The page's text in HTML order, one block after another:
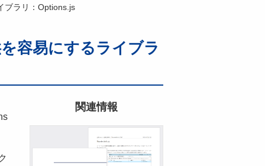
ブラリ：Options.js
容易にするライブラ
関連情報